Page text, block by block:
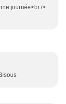
journée<br />